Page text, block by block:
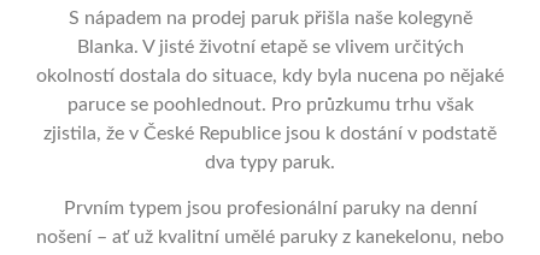
S nápadem na prodej paruk přišla naše kolegyně
Blanka. V jisté životní etapě se vlivem určitých
okolností dostala do situace, kdy byla nucena po nějaké
paruce se poohlednout. Pro průzkumu trhu však
zjistila, že v České Republice jsou k dostání v podstatě
dva typy paruk.
Prvním typem jsou profesionální paruky na denní
nošení – ať už kvalitní umělé paruky z kanekelonu, nebo